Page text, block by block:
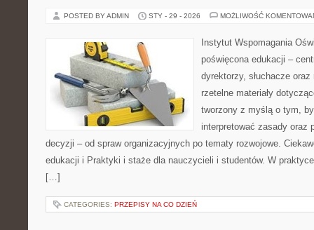
POSTED BY ADMIN STY - 29 - 2026 MOŻLIWOŚĆ
Instytut Wspomagania
poświęcona edukacji –
dyrektorzy, słuchacze
rzetelne materiały
tworzony z myślą o tym,
interpretować zasady oraz
decyzji – od spraw organizacyjnych po tematy rozwojowe.
edukacji i Praktyki i staże dla nauczycieli i studentów. W
[…]
CATEGORIES: PRZEPISY NA CO DZIEŃ